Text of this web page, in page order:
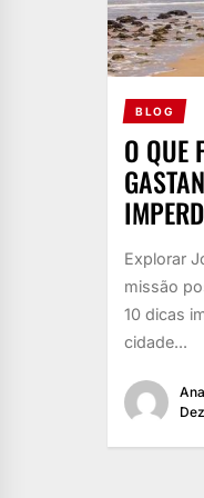
BLOG
O QUE
Explorar
missão
10 dicas
cidade...